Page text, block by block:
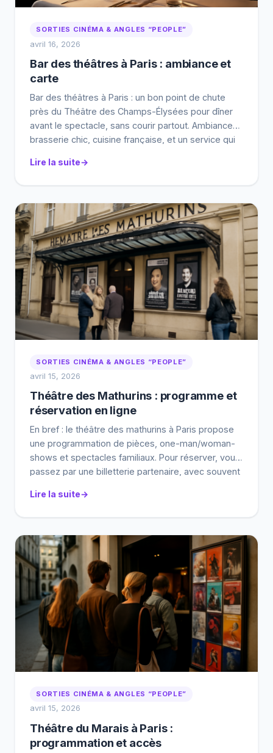
SORTIES CINÉMA & ANGLES “PEOPLE”
avril 16, 2026
Bar des théâtres à Paris : ambiance et
carte
Bar des théâtres à Paris : un bon point de chute
près du Théâtre des Champs-Élysées pour dîner
avant le spectacle, sans courir partout. Ambiance
brasserie chic, cuisine française, et un service qui
aide à choisir l’horaire, réserver et anticiper
Lire la suite
SORTIES CINÉMA & ANGLES “PEOPLE”
avril 15, 2026
Théâtre des Mathurins : programme et
réservation en ligne
En bref : le théâtre des mathurins à Paris propose
une programmation de pièces, one-man/woman-
shows et spectacles familiaux. Pour réserver, vous
passez par une billetterie partenaire, avec souvent
trouver la bonne date, choisir le meilleur siège et
Lire la suite
SORTIES CINÉMA & ANGLES “PEOPLE”
avril 15, 2026
Théâtre du Marais à Paris :
programmation et accès